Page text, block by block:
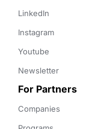
LinkedIn
Instagram
Youtube
Newsletter
For Partners
Companies